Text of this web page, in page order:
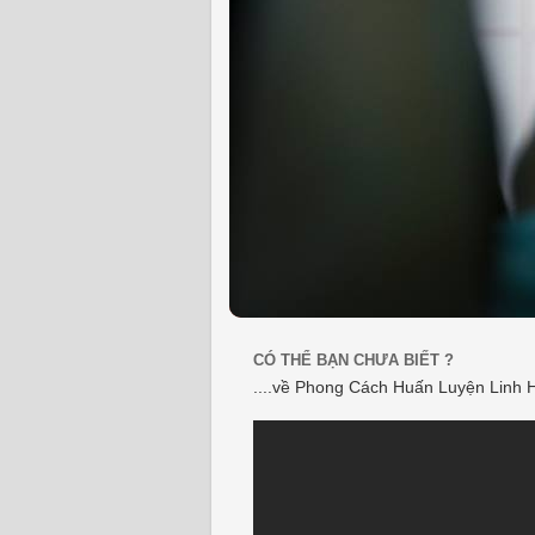
CÓ THỂ BẠN CHƯA BIẾT ?
....về Phong Cách Huấn Luyện Linh